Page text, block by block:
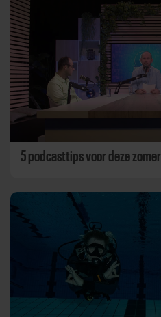
5 podcasttips voor deze zomer